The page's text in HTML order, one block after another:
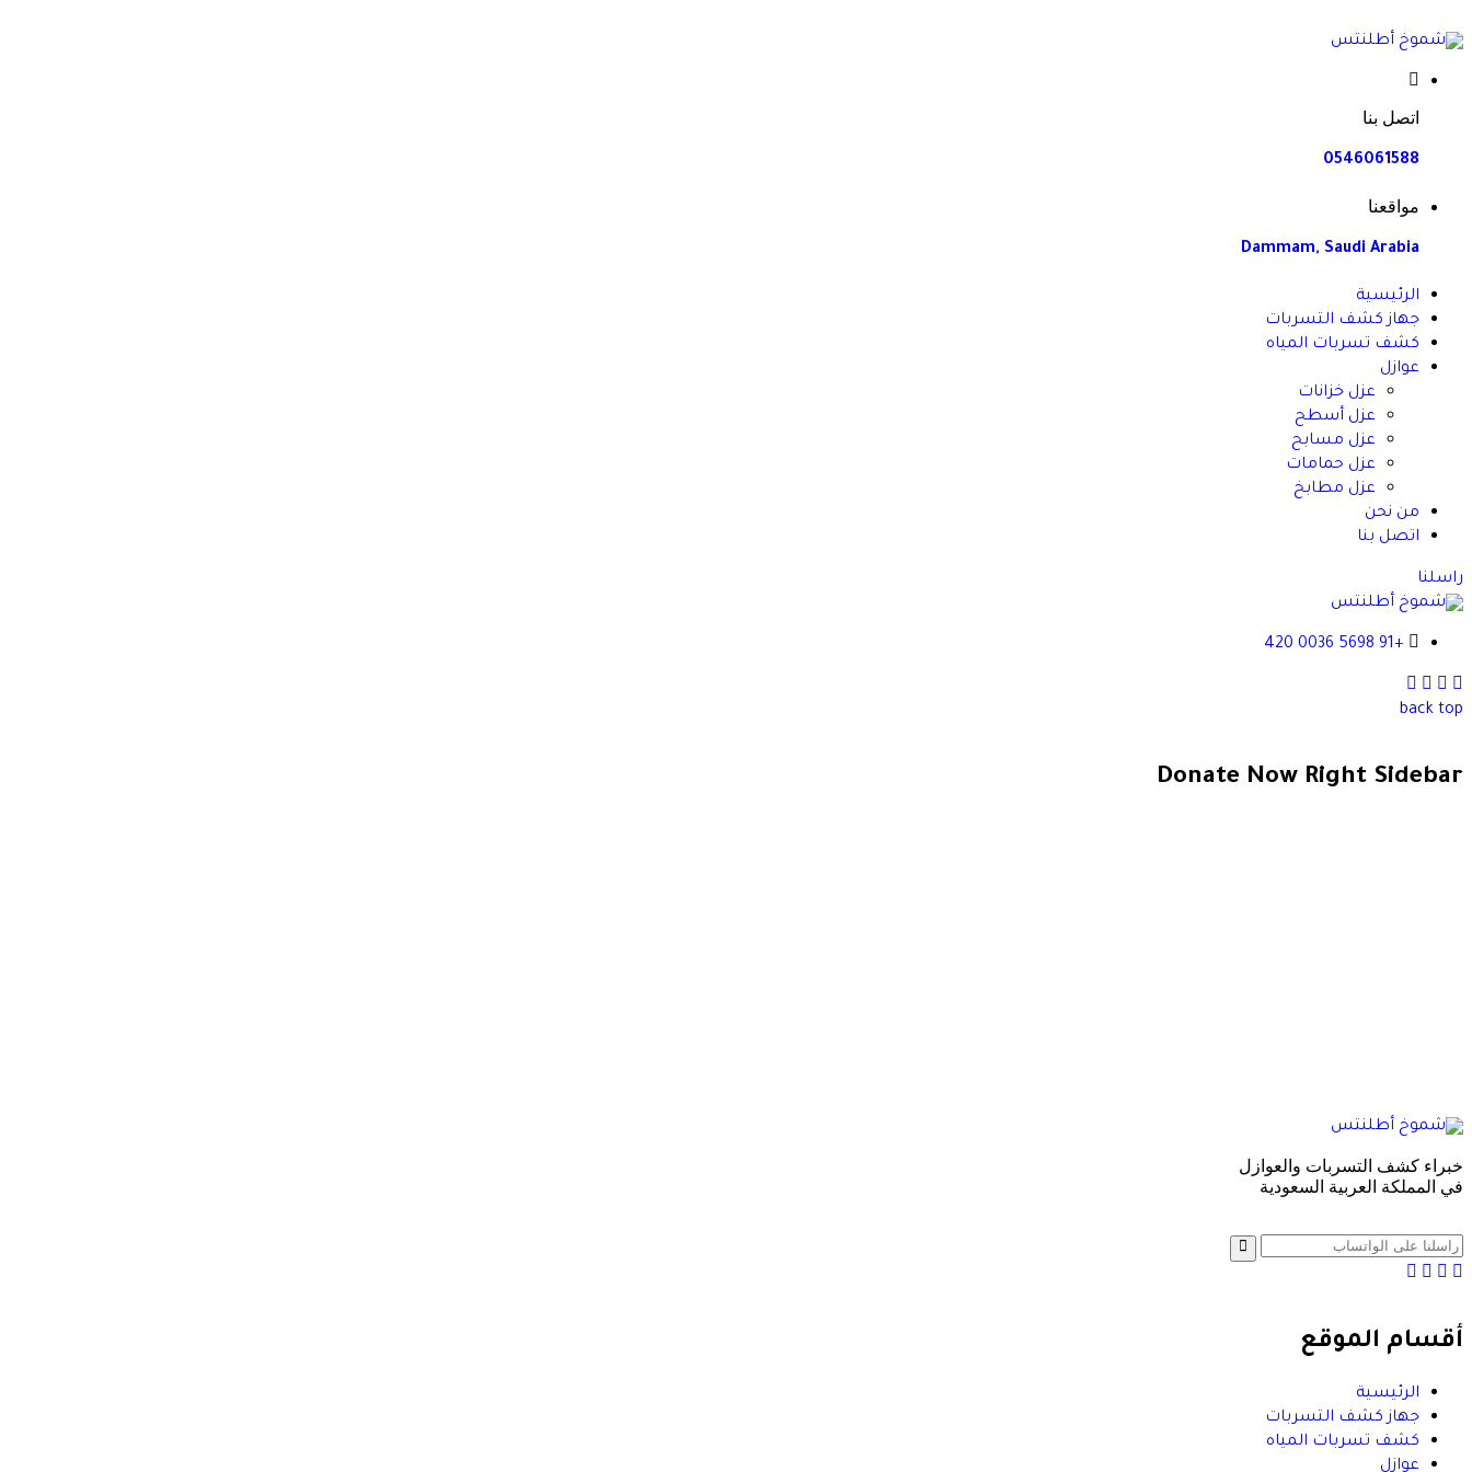
اتصل بنا
0546061588
مواقعنا
Dammam, Saudi Arabia
الرئيسية
جهاز كشف التسربات
كشف تسربات المياه
عوازل
عزل خزانات
عزل أسطح
عزل مسابح
عزل حمامات
عزل مطابخ
من نحن
اتصل بنا
راسلنا
+91 5698 0036 420
Facebook
tiktok
instagram
back top
Donate Now Right Sidebar
خبراء كشف التسربات والعوازل
في المملكة العربية السعودية
https://www.facebook.com/profile.php?
tiktok
Pinterest
أقسام الموقع
الرئيسية
جهاز كشف التسربات
كشف تسربات المياه
عوازل